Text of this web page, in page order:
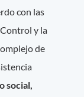
con las
y la
de
social,